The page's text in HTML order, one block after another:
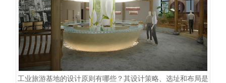
工业旅游基地的设计原则有哪些？其设计策略、选址和布局是